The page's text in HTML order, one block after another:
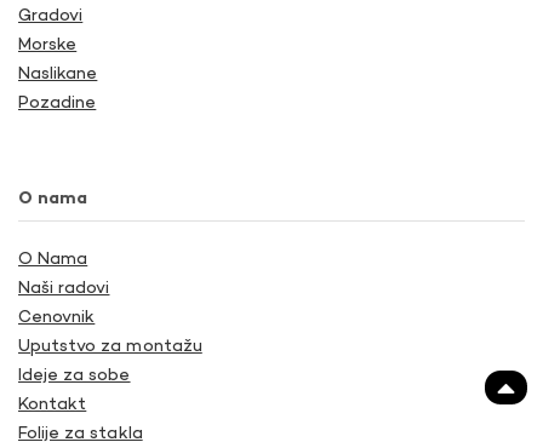
Gradovi
Morske
Naslikane
Pozadine
O nama
O Nama
Naši radovi
Cenovnik
Uputstvo za montažu
Ideje za sobe
Kontakt
Folije za stakla